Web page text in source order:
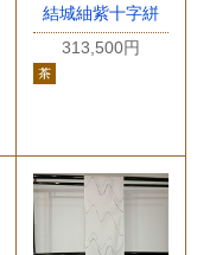
結城紬紫十字絣
313,500円